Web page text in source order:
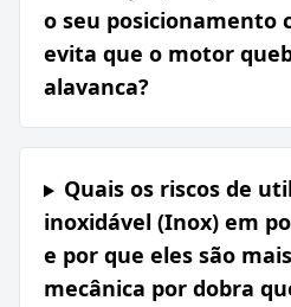
o seu posicionamento
evita que o motor
alavanca?
Quais os riscos de
inoxidável (Inox) em
e por que eles são
mecânica por dobra